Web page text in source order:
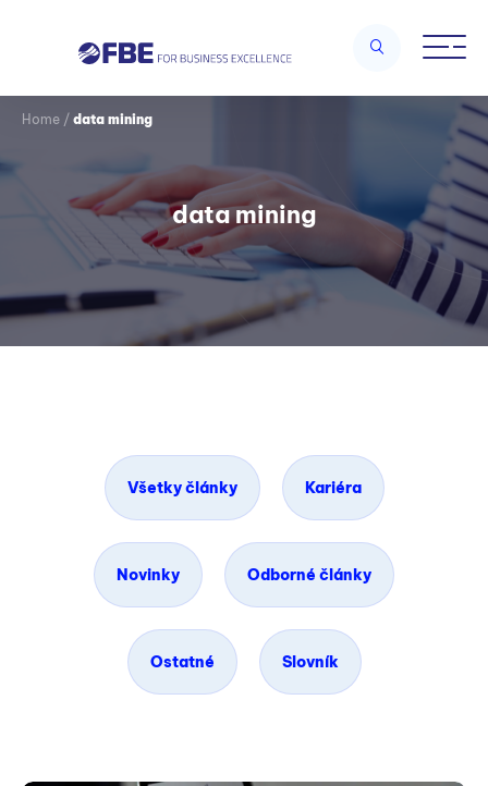
data mining
Home / data mining
Všetky články Kariéra
Novinky Odborné články
Ostatné Slovník